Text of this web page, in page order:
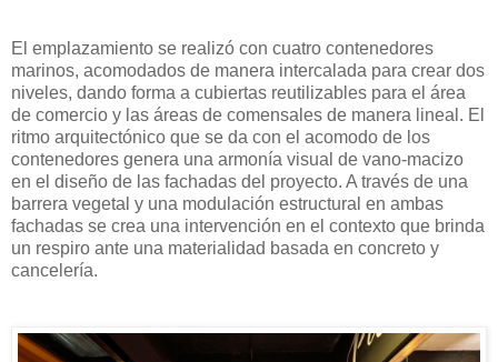
El emplazamiento se realizó con cuatro contenedores
marinos, acomodados de manera intercalada para crear dos
niveles, dando forma a cubiertas reutilizables para el área
de comercio y las áreas de comensales de manera lineal. El
ritmo arquitectónico que se da con el acomodo de los
contenedores genera una armonía visual de vano-macizo
en el diseño de las fachadas del proyecto. A través de una
barrera vegetal y una modulación estructural en ambas
fachadas se crea una intervención en el contexto que brinda
un respiro ante una materialidad basada en concreto y
cancelería.